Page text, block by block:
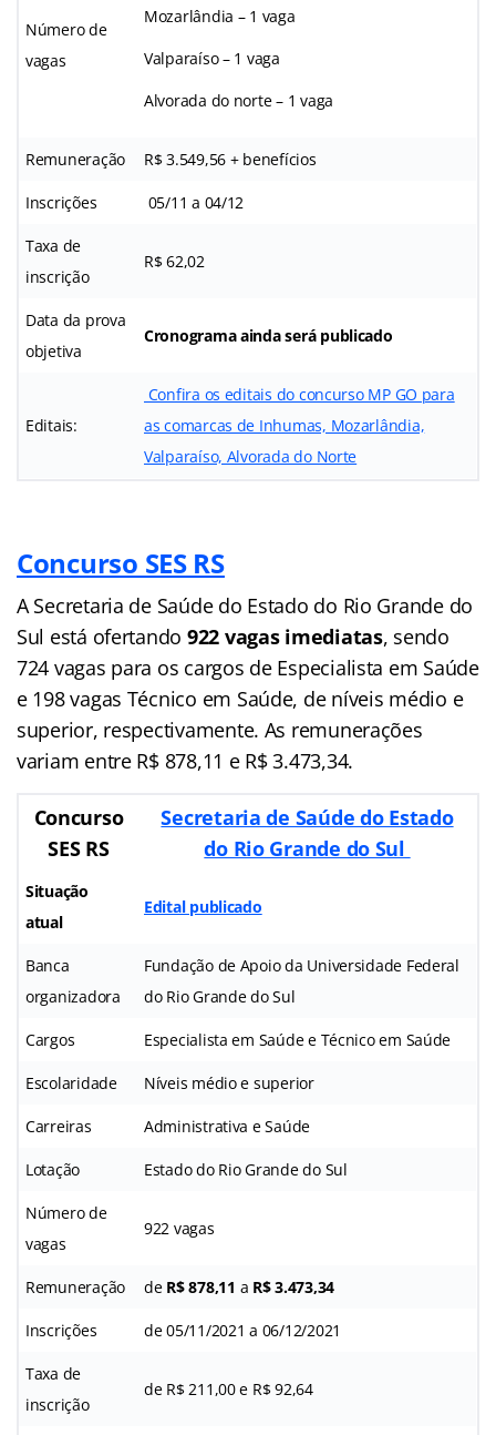
Número de
vagas
Mozarlândia – 1 vaga
Valparaíso – 1 vaga
Alvorada do norte – 1 vaga
Remuneração R$ 3.549,56 + benefícios
Inscrições 05/11 a 04/12
Taxa de
inscrição
R$ 62,02
Data da prova
objetiva
Cronograma ainda será publicado
Editais:
Confira os editais do concurso MP GO para
as comarcas de Inhumas, Mozarlândia,
Valparaíso, Alvorada do Norte
Concurso SES RS
A Secretaria de Saúde do Estado do Rio Grande do
Sul está ofertando 922 vagas imediatas, sendo
724 vagas para os cargos de Especialista em Saúde
e 198 vagas Técnico em Saúde, de níveis médio e
superior, respectivamente. As remunerações
variam entre R$ 878,11 e R$ 3.473,34.
Concurso
SES RS
Secretaria de Saúde do Estado
do Rio Grande do Sul
Situação
atual
Edital publicado
Banca
organizadora
Fundação de Apoio da Universidade Federal
do Rio Grande do Sul
Cargos Especialista em Saúde e Técnico em Saúde
Escolaridade Níveis médio e superior
Carreiras Administrativa e Saúde
Lotação Estado do Rio Grande do Sul
Número de
vagas
922 vagas
Remuneração de R$ 878,11 a R$ 3.473,34
Inscrições de 05/11/2021 a 06/12/2021
Taxa de
inscrição
de R$ 211,00 e R$ 92,64